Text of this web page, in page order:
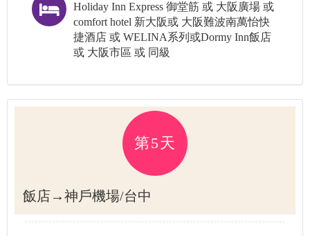
Holiday Inn Express 御堂筋 或 大阪廣場 或
comfort hotel 新大阪或 大阪難波南萬怡快
捷酒店 或 WELINA系列或Dormy Inn飯店
或 大阪市區 或 同級
第5天
飯店→神戶機場/台中